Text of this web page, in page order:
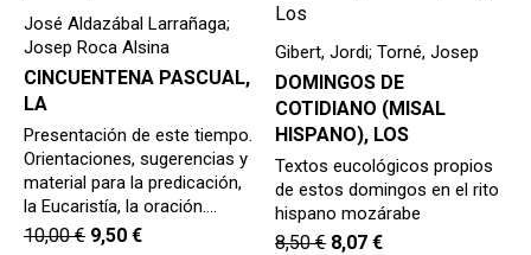
José Aldazábal Larrañaga;
Josep Roca Alsina
CINCUENTENA PASCUAL,
LA
Presentación de este tiempo.
Orientaciones, sugerencias y
material para la predicación,
la Eucaristía, la oración.…
10,00€ 9,50 €
Gibert, Jordi; Torné, Josep
DOMINGOS DE
COTIDIANO (MISAL
HISPANO), LOS
Textos eucológicos propios
de estos domingos en el rito
hispano mozárabe
8,50€ 8,07€